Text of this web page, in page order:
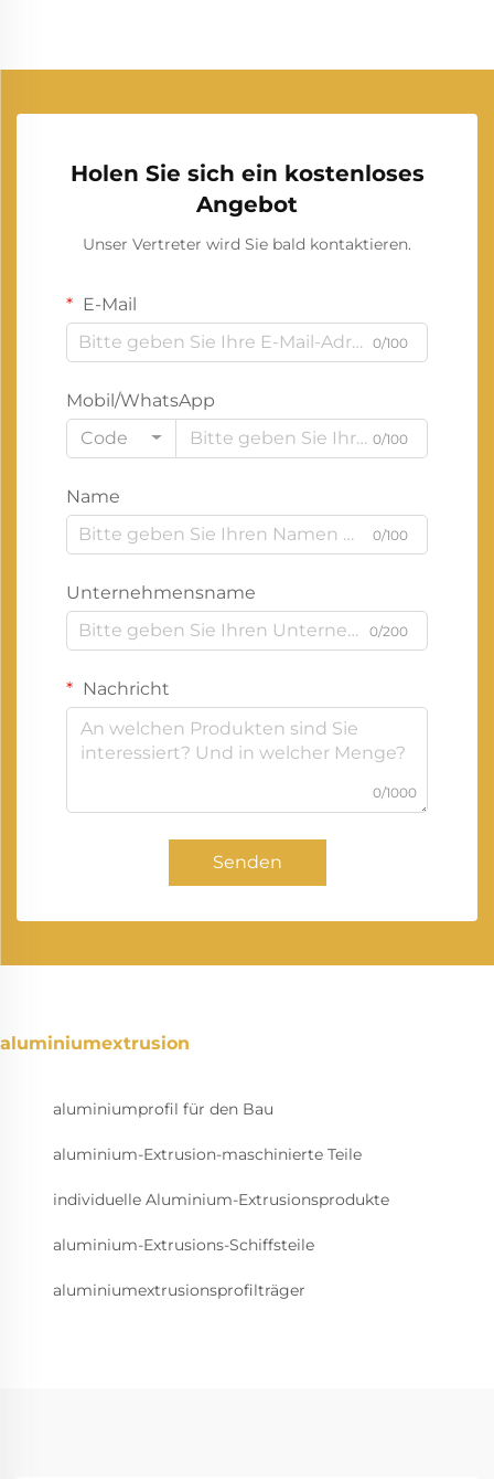
Holen Sie sich ein kostenloses
Angebot
Unser Vertreter wird Sie bald kontaktieren.
E-Mail
0/100
Mobil/WhatsApp
Code
0/100
Name
0/100
Unternehmensname
0/200
Nachricht
0/1000
Senden
aluminiumextrusion
aluminiumprofil für den Bau
aluminium-Extrusion-maschinierte Teile
individuelle Aluminium-Extrusionsprodukte
aluminium-Extrusions-Schiffsteile
aluminiumextrusionsprofilträger